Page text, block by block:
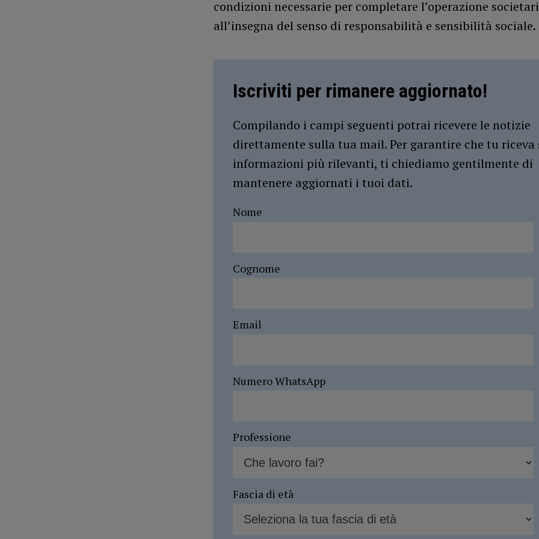
condizioni necessarie per completare l’operazione
all’insegna del senso di responsabilità e sensibilità sociale.
Iscriviti per rimanere aggiornato!
Compilando i campi seguenti potrai ricevere le notizie
direttamente sulla tua mail. Per garantire che tu riceva
informazioni più rilevanti, ti chiediamo gentilmente di
mantenere aggiornati i tuoi dati.
Nome
Cognome
Email
Numero WhatsApp
Professione
Fascia di età